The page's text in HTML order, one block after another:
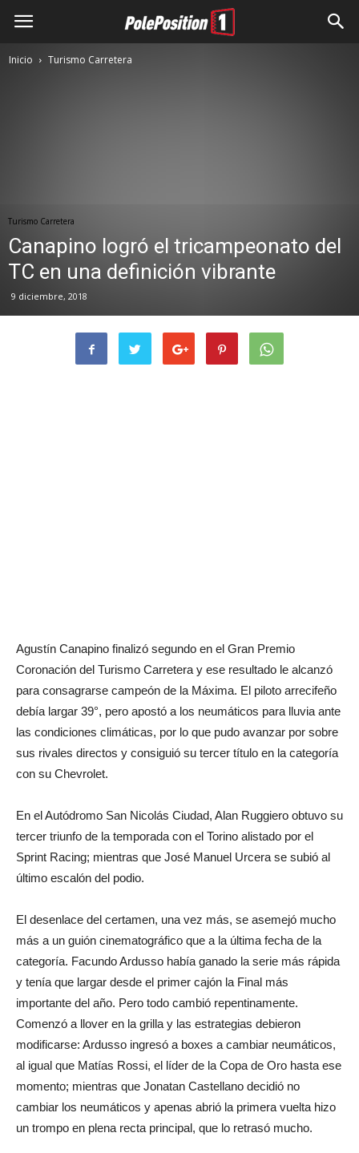
Inicio Turismo Carretera
Turismo Carretera
Canapino logró el tricampeonato del
TC en una definición vibrante
9 diciembre, 2018
Agustín Canapino finalizó segundo en el Gran Premio
Coronación del Turismo Carretera y ese resultado le alcanzó
para consagrarse campeón de la Máxima. El piloto arrecifeño
debía largar 39°, pero apostó a los neumáticos para lluvia ante
las condiciones climáticas, por lo que pudo avanzar por sobre
sus rivales directos y consiguió su tercer título en la categoría
con su Chevrolet.
En el Autódromo San Nicolás Ciudad, Alan Ruggiero obtuvo su
tercer triunfo de la temporada con el Torino alistado por el
Sprint Racing; mientras que José Manuel Urcera se subió al
último escalón del podio.
El desenlace del certamen, una vez más, se asemejó mucho
más a un guión cinematográfico que a la última fecha de la
categoría. Facundo Ardusso había ganado la serie más rápida
y tenía que largar desde el primer cajón la Final más
importante del año. Pero todo cambió repentinamente.
Comenzó a llover en la grilla y las estrategias debieron
modificarse: Ardusso ingresó a boxes a cambiar neumáticos,
al igual que Matías Rossi, el líder de la Copa de Oro hasta ese
momento; mientras que Jonatan Castellano decidió no
cambiar los neumáticos y apenas abrió la primera vuelta hizo
un trompo en plena recta principal, que lo retrasó mucho.